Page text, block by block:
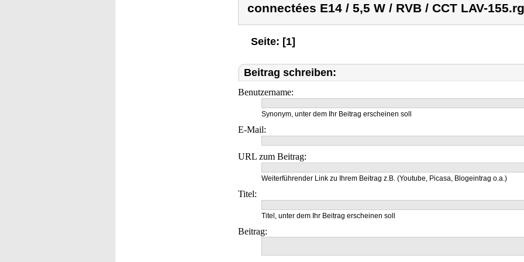
connectées E14 / 5,5 W / RVB / CCT LAV-
Seite: [1]
Beitrag schreiben:
Benutzername:
Synonym, unter dem Ihr Beitrag erscheinen soll
E-Mail:
URL zum Beitrag:
Weiterführender Link zu Ihrem Beitrag z.B. (Youtube, Picasa, Blogeintrag o.a.)
Titel:
Titel, unter dem Ihr Beitrag erscheinen soll
Beitrag: